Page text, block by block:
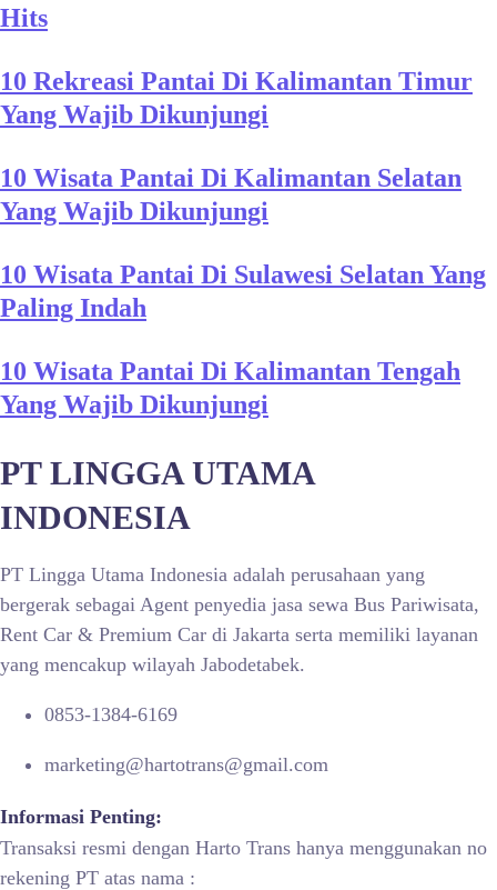
Hits
10 Rekreasi Pantai Di Kalimantan Timur
Yang Wajib Dikunjungi
10 Wisata Pantai Di Kalimantan Selatan
Yang Wajib Dikunjungi
10 Wisata Pantai Di Sulawesi Selatan Yang
Paling Indah
10 Wisata Pantai Di Kalimantan Tengah
Yang Wajib Dikunjungi
PT LINGGA UTAMA
INDONESIA
PT Lingga Utama Indonesia adalah perusahaan yang
bergerak sebagai Agent penyedia jasa sewa Bus Pariwisata,
Rent Car & Premium Car di Jakarta serta memiliki layanan
yang mencakup wilayah Jabodetabek.
0853-1384-6169
marketing@hartotrans@gmail.com
Informasi Penting:
Transaksi resmi dengan Harto Trans hanya menggunakan no
rekening PT atas nama :